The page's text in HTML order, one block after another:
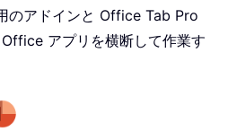
アドインと Office Tab Pro
アプリを横断して作業す